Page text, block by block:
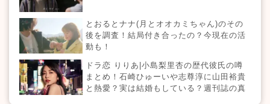
とおるとナナ(月とオオカミちゃん)のその
後を調査！結局付き合ったの？今現在の活
動も！
ドラ恋 りりあ|小島梨里杏の歴代彼氏の噂
まとめ！石崎ひゅーいや志尊淳に山田裕貴
と熱愛？実は結婚もしている？週刊誌の真